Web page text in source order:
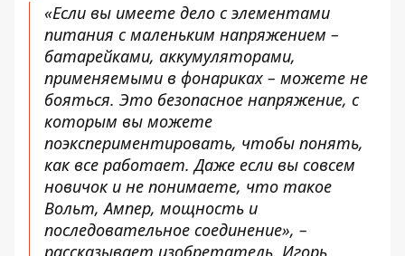
«Если вы имеете дело с элементами
питания с маленьким напряжением –
батарейками, аккумуляторами,
применяемыми в фонариках – можете не
бояться. Это безопасное напряжение, с
которым вы можете
поэкспериментировать, чтобы понять,
как все работает. Даже если вы совсем
новичок и не понимаете, что такое
Вольт, Ампер, мощность и
последовательное соединение», –
рассказывает изобретатель. Игорь